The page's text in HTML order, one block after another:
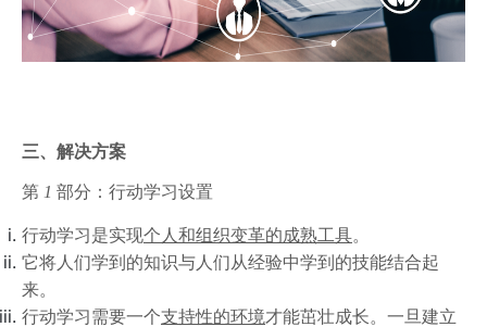
三、解决方案
第 1 部分：行动学习设置
行动学习是实现个人和组织变革的成熟工具。
它将人们学到的知识与人们从经验中学到的技能结合起
来。
行动学习需要一个支持性的环境才能茁壮成长。一旦建立